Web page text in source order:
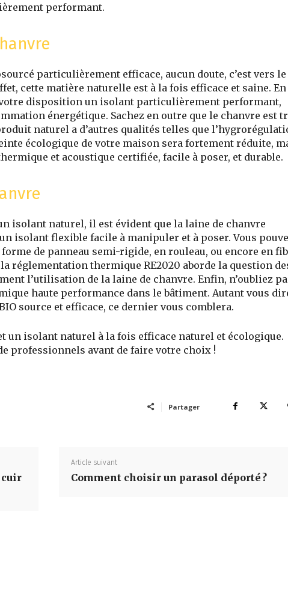
performant.
particulièrement efficace, aucun doute, c’est vers le
cette matière naturelle est à la fois efficace et saine. En
disposition un isolant particulièrement performant,
énergétique. Sachez en outre que le chanvre est
naturel a d’autres qualités telles que
écologique de votre maison sera fortement réduite,
et acoustique certifiée, facile à poser, et durable.
isolant naturel, il est évident que la laine de chanvre
isolant flexible facile à manipuler et à poser. Vous
de panneau semi-rigide, en rouleau, ou encore en
réglementation thermique RE2020 aborde la question
l’utilisation de la laine de chanvre. Enfin, n’oubliez
haute performance dans le bâtiment. Autant vous
source et efficace, ce dernier vous comblera.
un isolant naturel à la fois efficace naturel et écologique.
professionnels avant de faire votre choix !
Partager
cuir
Article suivant
Comment choisir un parasol déporté ?